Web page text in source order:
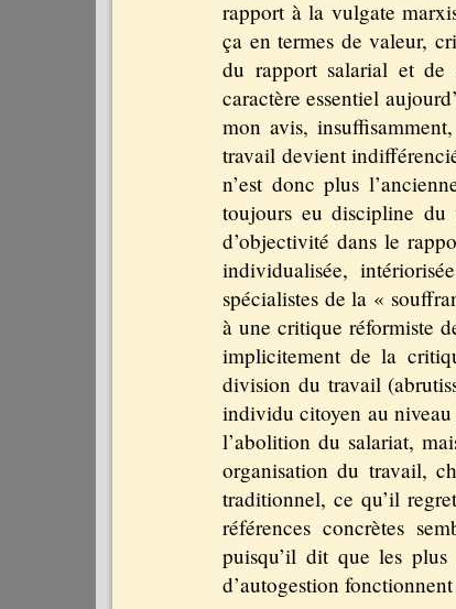
rapport à la vulgate
ça en termes de valeur,
du rapport salarial et de
caractère essentiel
mon avis,
travail devient
n’est donc plus
toujours eu discipline du
d’objectivité dans le
individualisée,
spécialistes de la «
à une critique réformiste
implicitement de la
division du travail
individu citoyen au
l’abolition du salariat,
organisation du travail,
traditionnel, ce qu’il
références concrètes
puisqu’il dit que les plus
d’autogestion